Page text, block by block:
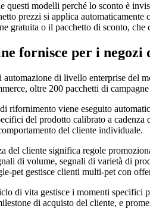
questi modelli perché lo sconto è
prezzi si applica
gratuita o il pacchetto di sconto,
fornisce per i
di livello enterprise del
oltre 200 pacchetti di
rifornimento viene eseguito
del prodotto calibrato a
del cliente individuale.
del cliente significa regole
di volume, segnali di varietà di
pet gestisce clienti multi-pet con
di vita gestisce i momenti
di acquisto del cliente, e